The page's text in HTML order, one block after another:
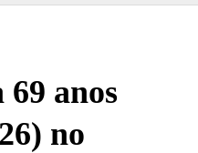
69 anos
no